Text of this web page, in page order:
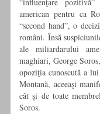
american pentru ca
“second hand”, o
români. Însă
ale miliardarului
maghiari, George
opoziţia cunoscută a
Montană, aceeaşi
cât şi de toate
Soros.